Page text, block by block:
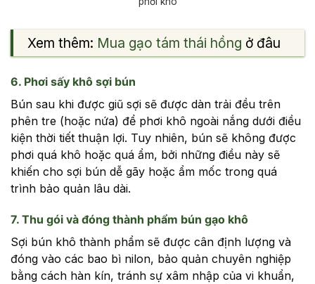
Xem thêm: Mua gạo tám thái hồng ở đâu
6. Phơi sấy khô sợi bún
Bún sau khi được giũ sợi sẽ được dàn trải đều trên
phên tre (hoặc nứa) để phơi khô ngoài nắng dưới điều
kiện thời tiết thuận lợi. Tuy nhiên, bún sẽ không được
phơi quá khô hoặc quá ẩm, bởi những điều này sẽ
khiến cho sợi bún dễ gãy hoặc ẩm mốc trong quá
trình bảo quản lâu dài.
7. Thu gói và đóng thành phẩm bún gạo khô
Sợi bún khô thành phẩm sẽ được cân định lượng và
đóng vào các bao bì nilon, bảo quản chuyên nghiệp
bằng cách hàn kín, tránh sự xâm nhập của vi khuẩn,